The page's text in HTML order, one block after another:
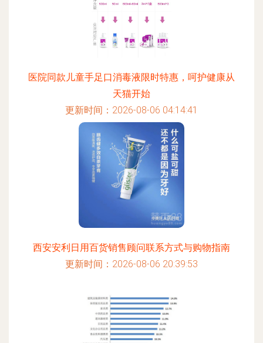
医院同款儿童手足口消毒液限时特惠，呵护健康从
天猫开始
更新时间：2026-08-06 04:14:41
西安安利日用百货销售顾问联系方式与购物指南
更新时间：2026-08-06 20:39:53